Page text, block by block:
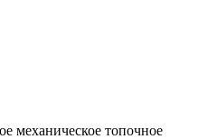
топочное